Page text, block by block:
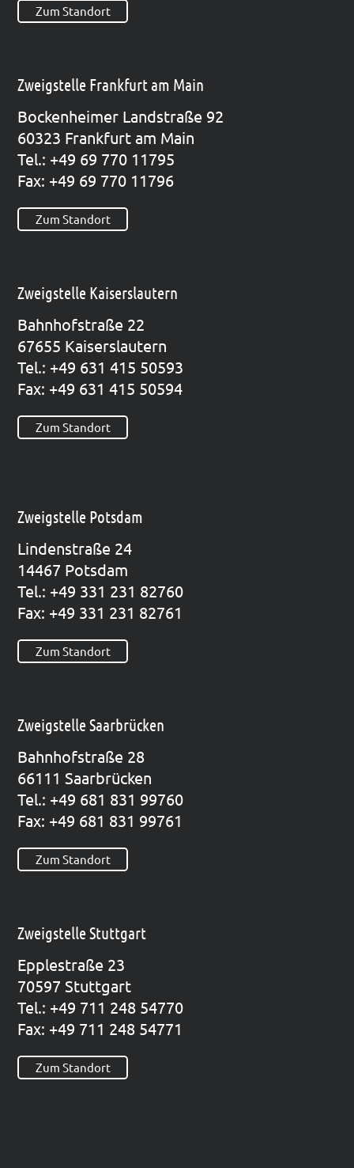
Zum Standort
Zweigstelle Frankfurt am Main
Bocken­hei­mer Land­stra­ße 92
60323 Frank­furt am Main
Tel.: +49 69 770 11795
Fax: +49 69 770 11796
Zum Standort
Zweigstelle Kaiserslautern
Bahn­hof­stra­ße 22
67655 Kai­sers­lau­tern
Tel.: +49 631 415 50593
Fax: +49 631 415 50594
Zum Standort
Zweigstelle Potsdam
Lin­den­stra­ße 24
14467 Pots­dam
Tel.: +49 331 231 82760
Fax: +49 331 231 82761
Zum Standort
Zweigstelle Saarbrücken
Bahn­hof­stra­ße 28
66111 Saar­brü­cken
Tel.: +49 681 831 99760
Fax: +49 681 831 99761
Zum Standort
Zweigstelle Stuttgart
Epp­le­straße 23
70597 Stutt­gart
Tel.: +49 711 248 54770
Fax: +49 711 248 54771
Zum Standort